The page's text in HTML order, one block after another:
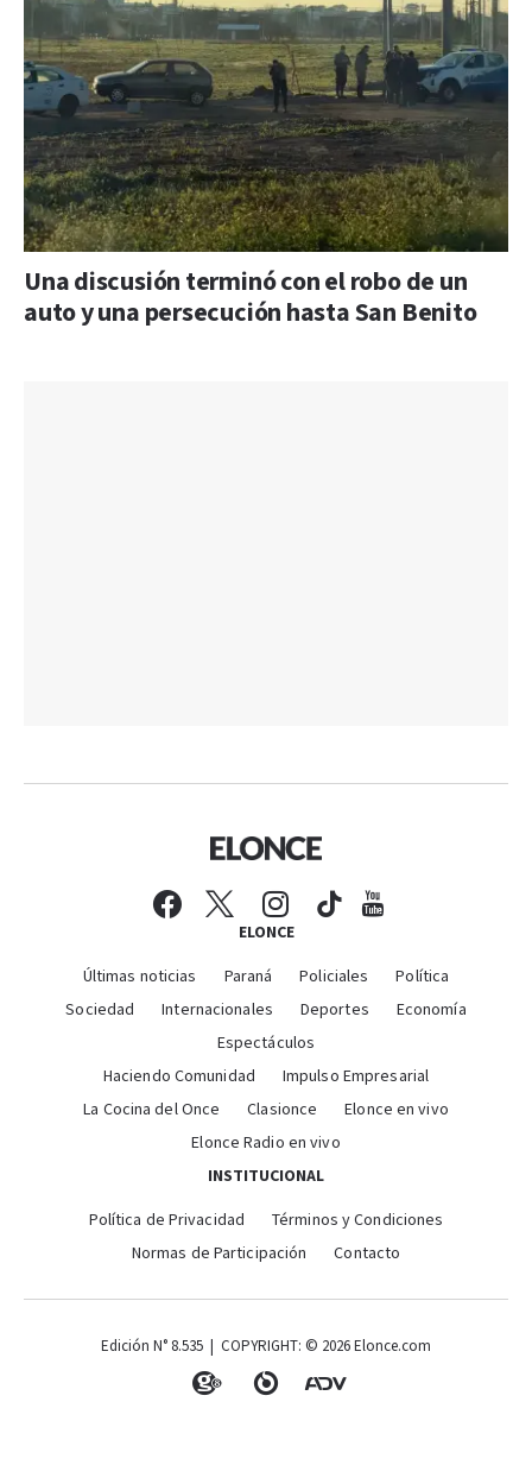
Una discusión terminó con el robo de un
auto y una persecución hasta San Benito
ELONCE
Últimas noticias Paraná Policiales
Política
Sociedad
Internacionales Deportes
Economía
Espectáculos
Haciendo Comunidad
Impulso Empresarial
La Cocina del Once
Clasionce
Elonce en vivo
Elonce Radio en vivo
INSTITUCIONAL
Política de Privacidad
Términos y Condiciones
Normas de Participación
Contacto
Edición N° 8.535 | COPYRIGHT: © 2026 Elonce.com